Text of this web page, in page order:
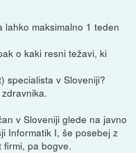
lahko maksimalno 1 teden
o kaki resni težavi, ki
specialista v Sloveniji?
v Sloveniji glede na javno
Informatik I, še posebej z
pa bogve.